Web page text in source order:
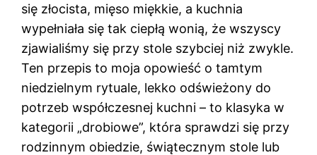
się złocista, mięso miękkie, a kuchnia
wypełniała się tak ciepłą wonią, że wszyscy
zjawialiśmy się przy stole szybciej niż zwykle.
Ten przepis to moja opowieść o tamtym
niedzielnym rytuale, lekko odświeżony do
potrzeb współczesnej kuchni – to klasyka w
kategorii „drobiowe”, która sprawdzi się przy
rodzinnym obiedzie, świątecznym stole lub